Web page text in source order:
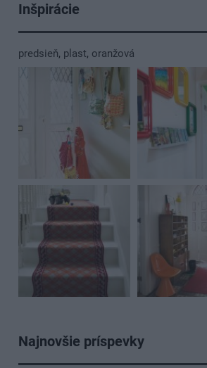
Inšpirácie
predsieň, plast, oranžová
Najnovšie príspevky